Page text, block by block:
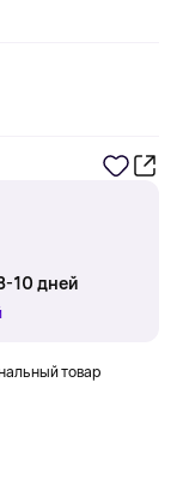
10 дней
товар